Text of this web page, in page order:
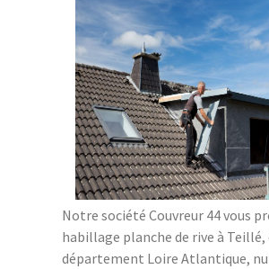
Notre société Couvreur 44 vous
habillage planche de rive à Teillé,
département Loire Atlantique,